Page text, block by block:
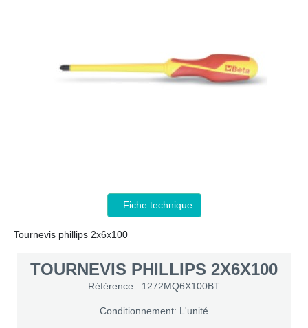
Fiche technique
Tournevis phillips 2x6x100
TOURNEVIS PHILLIPS 2X6X100
Référence : 1272MQ6X100BT
Conditionnement: L'unité